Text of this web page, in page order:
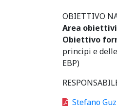
OBIETTIVO
Area
Obiettivo
principi e
EBP)
Stefano